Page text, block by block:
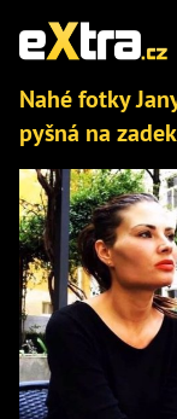
Nahé fotky
pyšná na